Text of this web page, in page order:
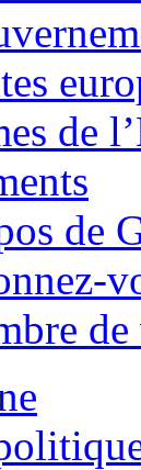
de
de